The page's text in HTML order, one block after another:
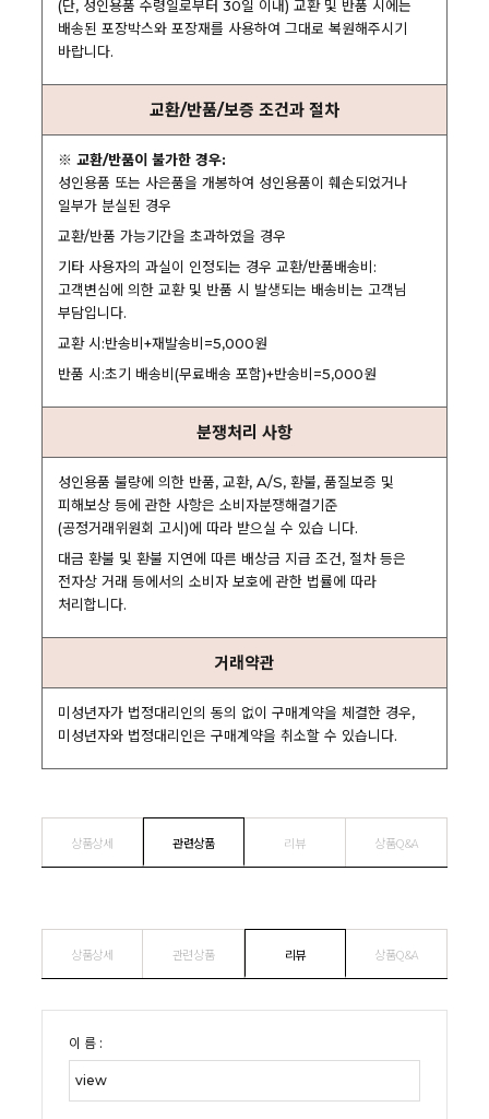
(단, 성인용품 수령일로부터 30일 이내) 교환 및 반품 시에는
배송된 포장박스와 포장재를 사용하여 그대로 복원해주시기
바랍니다.
교환/반품/보증 조건과 절차
※ 교환/반품이 불가한 경우:
성인용품 또는 사은품을 개봉하여 성인용품이 훼손되었거나
일부가 분실된 경우
교환/반품 가능기간을 초과하였을 경우
기타 사용자의 과실이 인정되는 경우 교환/반품배송비:
고객변심에 의한 교환 및 반품 시 발생되는 배송비는 고객님
부담입니다.
교환 시:반송비+재발송비=5,000원
반품 시:초기 배송비(무료배송 포함)+반송비=5,000원
분쟁처리 사항
성인용품 불량에 의한 반품, 교환, A/S, 환불, 품질보증 및
피해보상 등에 관한 사항은 소비자분쟁해결기준
(공정거래위원회 고시)에 따라 받으실 수 있습 니다.
대금 환불 및 환불 지연에 따른 배상금 지급 조건, 절차 등은
전자상 거래 등에서의 소비자 보호에 관한 법률에 따라
처리합니다.
거래약관
미성년자가 법정대리인의 동의 없이 구매계약을 체결한 경우,
미성년자와 법정대리인은 구매계약을 취소할 수 있습니다.
상품상세 관련상품 리뷰 상품Q&A
상품상세 관련상품 리뷰 상품Q&A
이 름 :